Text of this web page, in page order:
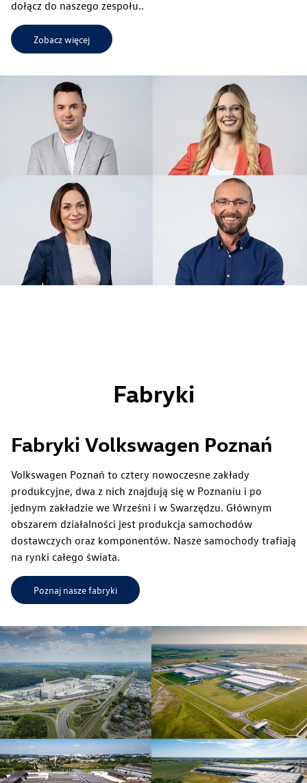
Lean on every line
dołącz do naszego zespołu..
Zobacz więcej
Fabryki
Fabryki Volkswagen Poznań
Volkswagen Poznań to cztery nowoczesne zakłady
produkcyjne, dwa z nich znajdują się w Poznaniu i po
jednym zakładzie we Wrześni i w Swarzędzu. Głównym
obszarem działalności jest produkcja samochodów
dostawczych oraz komponentów. Nasze samochody trafiają
na rynki całego świata.
Poznaj nasze fabryki